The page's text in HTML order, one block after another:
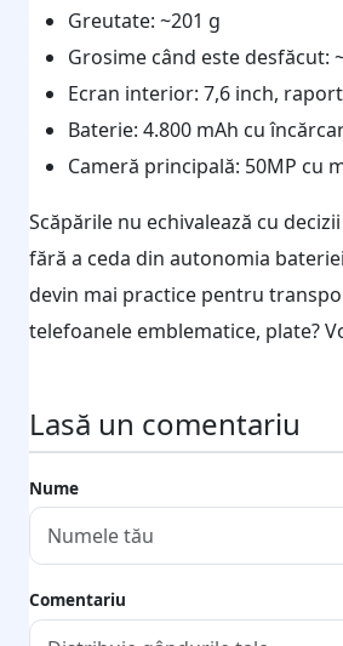
Greutate: ~201 g
Grosime când este desfăcut:
Ecran interior: 7,6 inch,
Baterie: 4.800 mAh cu
Cameră principală: 50MP cu
Scăpările nu echivalează cu
fără a ceda din autonomia
devin mai practice pentru
telefoanele emblematice, plate?
Lasă un comentariu
Nume
Comentariu